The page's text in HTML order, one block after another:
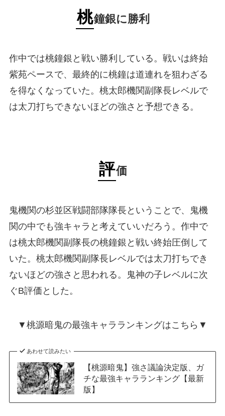
桃鐘銀に勝利
作中では桃鐘銀と戦い勝利している。戦いは終始
紫苑ペースで、最終的に桃鐘は道連れを狙わざる
を得なくなっていた。桃太郎機関副隊長レベルで
は太刀打ちできないほどの強さと予想できる。
評価
鬼機関の杉並区戦闘部隊隊長ということで、鬼機
関の中でも強キャラと考えていいだろう。作中で
は桃太郎機関副隊長の桃鐘銀と戦い終始圧倒して
いた。桃太郎機関副隊長レベルでは太刀打ちでき
ないほどの強さと思われる。鬼神の子レベルに次
ぐB評価とした。
▼桃源暗鬼の最強キャラランキングはこちら▼
あわせて読みたい
【桃源暗鬼】強さ議論決定版、ガ
チな最強キャラランキング【最新
版】